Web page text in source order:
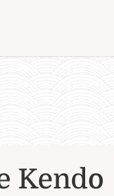
Kendo